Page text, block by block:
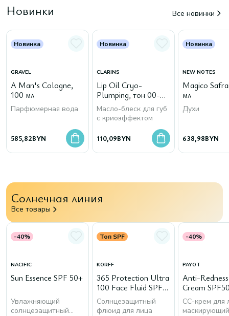
Новинки Все новинки
Новинка
GRAVEL
A Man's Cologne,
100 мл
Парфюмерная вода
585,82BYN
Новинка
CLARINS
Lip Oil Cryo-
Plumping, тон 00-
Cryo Mint
Масло-блеск для губ
с криоэффектом
110,09BYN
Новинка
NEW NOTES
Magico
мл
Духи
638,98BYN
Солнечная линия
Все товары
-40%
NACIFIC
Sun Essence SPF 50+
Увлажняющий
солнцезащитный
Топ SPF
KORFF
365 Protection Ultra
100 Face Fluid SPF
50+
Солнцезащитный
флюид для лица
-40%
PAYOT
Anti-
Cream
СС-крем для
маскирующий